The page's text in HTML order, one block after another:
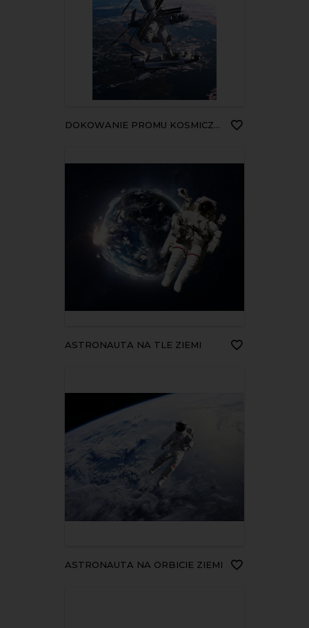
DOKOWANIE PROMU KOSMICZNEGO NA STACJI KOSMICZNEJ
ASTRONAUTA NA TLE ZIEMI
ASTRONAUTA NA ORBICIE ZIEMI